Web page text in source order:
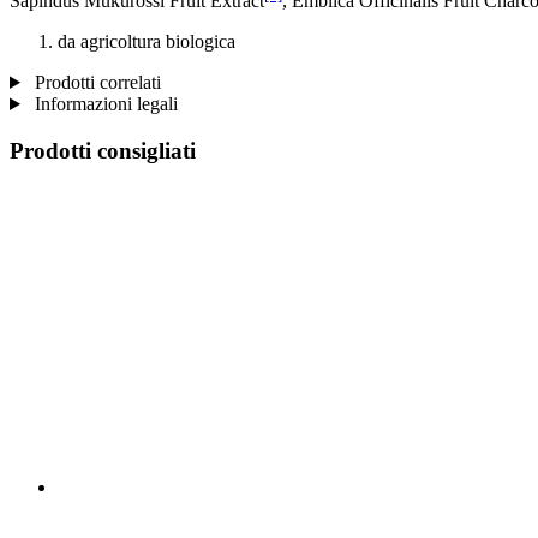
da agricoltura biologica
Prodotti correlati
Informazioni legali
Prodotti consigliati